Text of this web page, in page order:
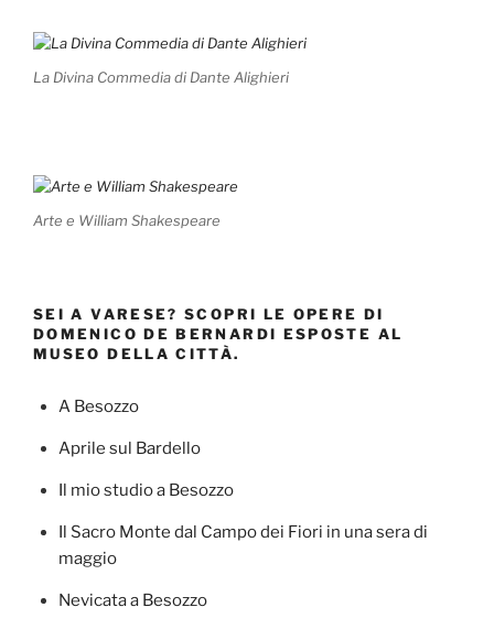
La Divina Commedia di Dante Alighieri
Arte e William Shakespeare
SEI A VARESE? SCOPRI LE OPERE DI
DOMENICO DE BERNARDI ESPOSTE AL
MUSEO DELLA CITTÀ.
A Besozzo
Aprile sul Bardello
Il mio studio a Besozzo
Il Sacro Monte dal Campo dei Fiori in una sera di
maggio
Nevicata a Besozzo